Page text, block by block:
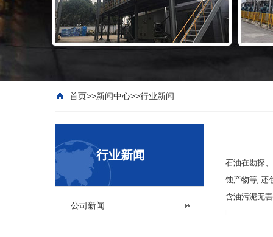
首页>>新闻中心>>行业新闻
行业新闻
公司新闻
石油在勘探
蚀产物等, 还
含油污泥无